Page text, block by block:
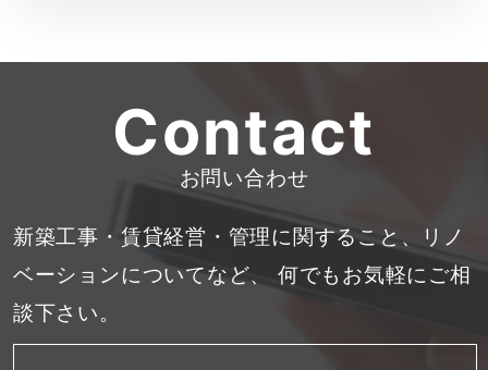
Contact
お問い合わせ
新築工事・賃貸経営・管理に関すること、リノ
ベーションについてなど、
何でもお気軽にご相
談下さい。